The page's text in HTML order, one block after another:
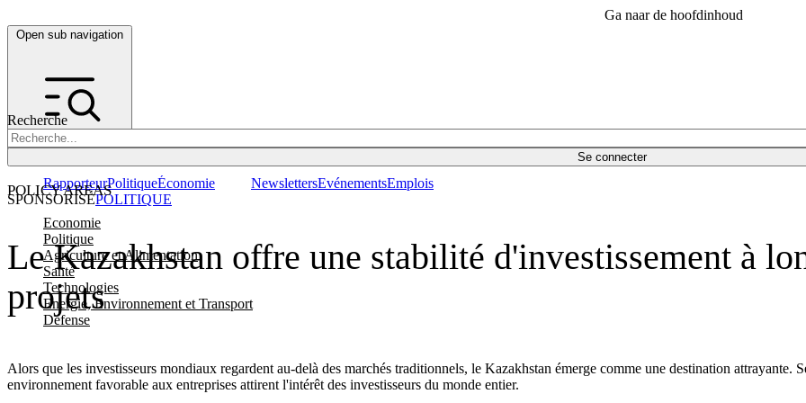
Ga naar de hoofdinhoud
Open sub navigation
Recherche
Se connecter
POLICY AREAS
Economie
Politique
Agriculture et Alimentation
Santé
Technologies
Energie, Environnement et Transport
Défense
RapporteurPolitiqueÉconomie NewslettersEvénementsEmplois
Le Kazakhstan offre une stabilité d'investissement à
projets
Alors que les investisseurs mondiaux regardent au-delà des marchés traditionnels, le Kazakhstan émerge comme une destination attrayante.
environnement favorable aux entreprises attirent l'intérêt des investisseurs du monde entier.
SPONSORISÉPOLITIQUE